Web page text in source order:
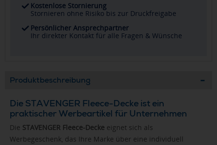
Kostenlose Stornierung
Stornieren ohne Risiko bis zur Druckfreigabe
Persönlicher Ansprechpartner
Ihr direkter Kontakt für alle Fragen & Wünsche
Produktbeschreibung
Die STAVENGER Fleece-Decke ist ein
praktischer Werbeartikel für Unternehmen
Die STAVENGER Fleece-Decke eignet sich als
Werbegeschenk, das Ihre Marke über eine individuell